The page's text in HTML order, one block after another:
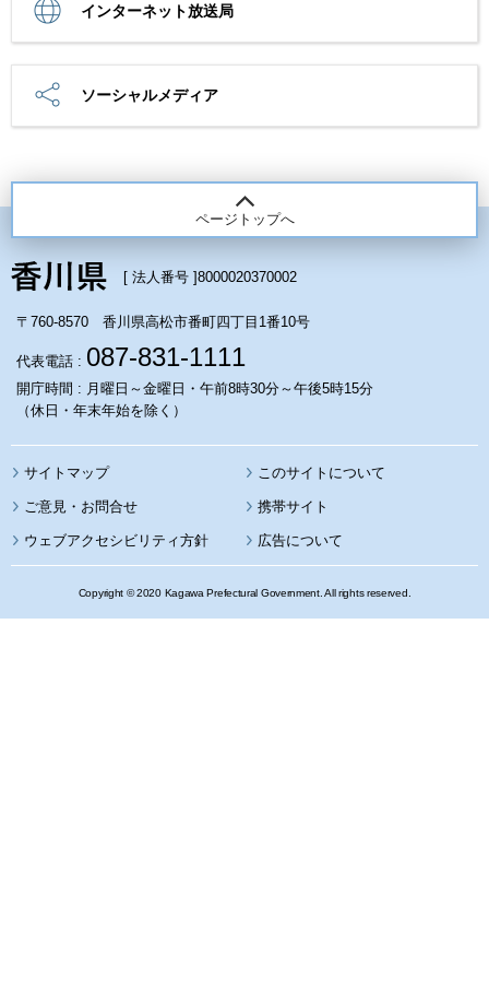
インターネット放送局
ソーシャルメディア
ページトップへ
[ 法人番号 ]8000020370002
〒760-8570 香川県高松市番町四丁目1番10号
代表電話 : 087-831-1111
開庁時間 : 月曜日～金曜日・午前8時30分～午後5時15分
（休日・年末年始を除く）
サイトマップ このサイトについて
携帯サイト
ウェブアクセシビリティ方針 広告について
Copyright © 2020 Kagawa Prefectural Government. All rights reserved.